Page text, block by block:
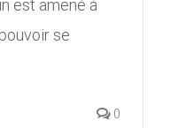
est amené à
se
0